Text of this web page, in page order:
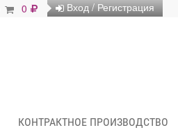
0 Вход / Регистрация
КОНТРАКТНОЕ ПРОИЗВОДСТВО